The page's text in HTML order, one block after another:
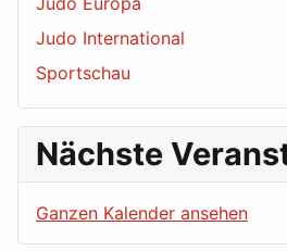
Judo International
Sportschau
Nächste
Ganzen Kalender ansehen